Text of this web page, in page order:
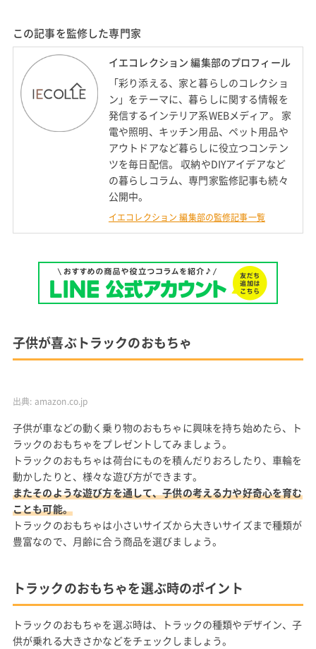
この記事を監修した専門家
イエコレクション 編集部のプロフィール
「彩り添える、家と暮らしのコレクショ
ン」をテーマに、暮らしに関する情報を
発信するインテリア系WEBメディア。 家
電や照明、キッチン用品、ペット用品や
アウトドアなど暮らしに役立つコンテン
ツを毎日配信。 収納やDIYアイデアなど
の暮らしコラム、専門家監修記事も続々
公開中。
イエコレクション 編集部の監修記事一覧
子供が喜ぶトラックのおもちゃ
出典: amazon.co.jp
子供が車などの動く乗り物のおもちゃに興味を持ち始めたら、ト
ラックのおもちゃをプレゼントしてみましょう。
トラックのおもちゃは荷台にものを積んだりおろしたり、車輪を
動かしたりと、様々な遊び方ができます。
またそのような遊び方を通して、子供の考える力や好奇心を育む
ことも可能。
トラックのおもちゃは小さいサイズから大きいサイズまで種類が
豊富なので、月齢に合う商品を選びましょう。
トラックのおもちゃを選ぶ時のポイント
トラックのおもちゃを選ぶ時は、トラックの種類やデザイン、子
供が乗れる大きさかなどをチェックしましょう。